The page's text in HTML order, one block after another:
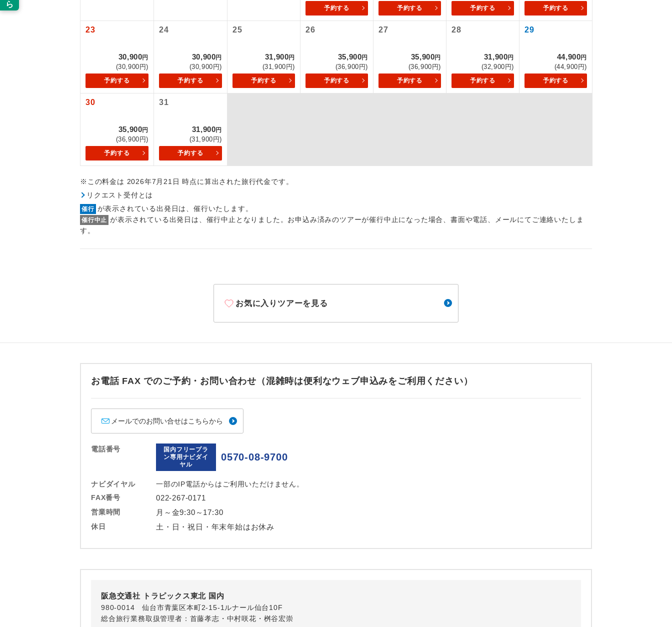
予約する 予約する 予約する 予約する
23
30,900円
(30,900円)
予約する
24
30,900円
(30,900円)
予約する
25
31,900円
(31,900円)
予約する
26
35,900円
(36,900円)
予約する
27
35,900円
(36,900円)
予約する
28
31,900円
(32,900円)
予約する
29
44,900円
(44,900円)
予約する
30
35,900円
(36,900円)
予約する
31
31,900円
(31,900円)
予約する
※この料金は 2026年7月21日 時点に算出された旅行代金です。
リクエスト受付とは
催行 が表示されている出発日は、催行いたします。
催行中止 が表示されている出発日は、催行中止となりました。お申込み済みのツアーが催行中止になった場合、書面や電話、メールにてご連絡いたしま
す。
お気に入りツアーを見る
お電話 FAX でのご予約・お問い合わせ（混雑時は便利なウェブ申込みをご利用ください）
メールでのお問い合せはこちらから
電話番号
国内フリープラ
ン専用ナビダイ
ヤル
0570-08-9700
ナビダイヤル
一部のIP電話からはご利用いただけません。
FAX番号
022-267-0171
営業時間 月～金9:30～17:30
休日 土・日・祝日・年末年始はお休み
阪急交通社 トラピックス東北 国内
980-0014 仙台市青葉区本町2-15-1ルナール仙台10F
総合旅行業務取扱管理者：首藤孝志・中村咲花・桝谷宏崇
絶景スポットに立ち寄るコースです。
温泉 温泉地にも宿泊するコースです。
露天風呂 ご宿泊ホテルに露天風呂が付いています。
全食事付き
お部屋食
トラベルイヤホン
周りの音を気にせず、ガイドさんの説明をじっくり聞くこと
1名様催行
1名様1室同代金 1名様1室利用でも追加料金がかからないコースです。
ご夫婦限定 ご夫婦限定でご参加いただけるコースです。
航空会社指定
利用航空会社が指定なので、ご出発の計画にとても便利で
す。
ホテル指定
おひとり様バス2席利用